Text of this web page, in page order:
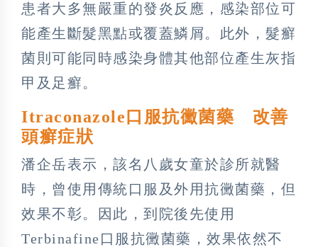
患者大多無嚴重的發炎反應，感染部位可
能產生斷髮黑點或覆蓋鱗屑。此外，髮癬
菌則可能同時感染身體其他部位產生灰指
甲及足癬。
Itraconazole口服抗黴菌藥 改善
頭癬症狀
潘企岳表示，該名八歲女童於診所就醫
時，曾使用傳統口服及外用抗黴菌藥，但
效果不彰。因此，到院後先使用
Terbinafine口服抗黴菌藥，效果依然不